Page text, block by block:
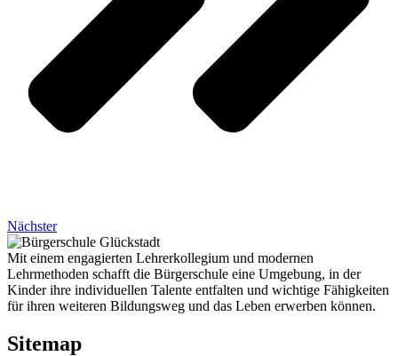
Nächster
Mit einem engagierten Lehrerkollegium und modernen
Lehrmethoden schafft die Bürgerschule eine Umgebung, in der
Kinder ihre individuellen Talente entfalten und wichtige Fähigkeiten
für ihren weiteren Bildungsweg und das Leben erwerben können.
Sitemap